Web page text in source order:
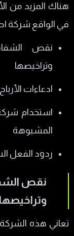
هناك المزيد من
في الواقع شركة
نقص
وتراخيصها
ادعاءات
المشبوهة
ردود الفعل
نقص
وتراخيصها
تعاني هذه